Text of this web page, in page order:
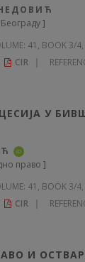
]
41 , BOOK 3/4,
CIR
У
iD
право ]
41 , BOOK 3/
CIR
И